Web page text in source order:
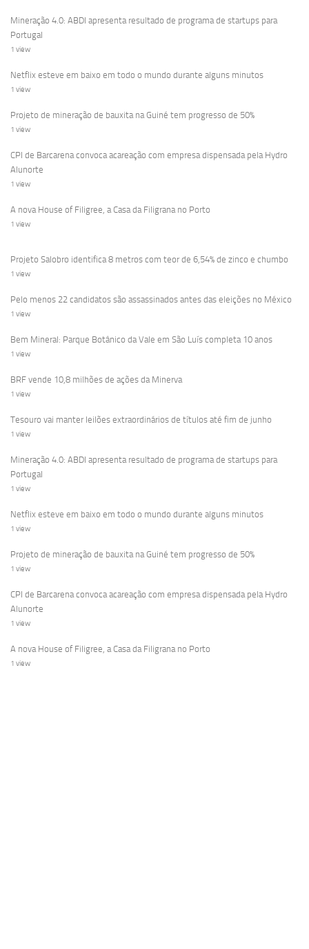
Mineração 4.0: ABDI apresenta resultado de programa de startups para
Portugal
1 view
Netflix esteve em baixo em todo o mundo durante alguns minutos
1 view
Projeto de mineração de bauxita na Guiné tem progresso de 50%
1 view
CPI de Barcarena convoca acareação com empresa dispensada pela Hydro
Alunorte
1 view
A nova House of Filigree, a Casa da Filigrana no Porto
1 view
Projeto Salobro identifica 8 metros com teor de 6,54% de zinco e chumbo
1 view
Pelo menos 22 candidatos são assassinados antes das eleições no México
1 view
Bem Mineral: Parque Botânico da Vale em São Luís completa 10 anos
1 view
BRF vende 10,8 milhões de ações da Minerva
1 view
Tesouro vai manter leilões extraordinários de títulos até fim de junho
1 view
Mineração 4.0: ABDI apresenta resultado de programa de startups para
Portugal
1 view
Netflix esteve em baixo em todo o mundo durante alguns minutos
1 view
Projeto de mineração de bauxita na Guiné tem progresso de 50%
1 view
CPI de Barcarena convoca acareação com empresa dispensada pela Hydro
Alunorte
1 view
A nova House of Filigree, a Casa da Filigrana no Porto
1 view